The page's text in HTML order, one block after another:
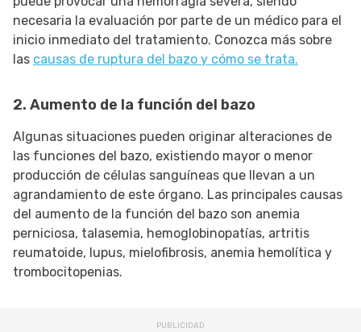
necesaria la evaluación por parte de un médico para el
inicio inmediato del tratamiento. Conozca más sobre
las causas de ruptura del bazo y cómo se trata.
2. Aumento de la función del bazo
Algunas situaciones pueden originar alteraciones de
las funciones del bazo, existiendo mayor o menor
producción de células sanguíneas que llevan a un
agrandamiento de este órgano. Las principales causas
del aumento de la función del bazo son anemia
perniciosa, talasemia, hemoglobinopatías, artritis
reumatoide, lupus, mielofibrosis, anemia hemolítica y
trombocitopenias.